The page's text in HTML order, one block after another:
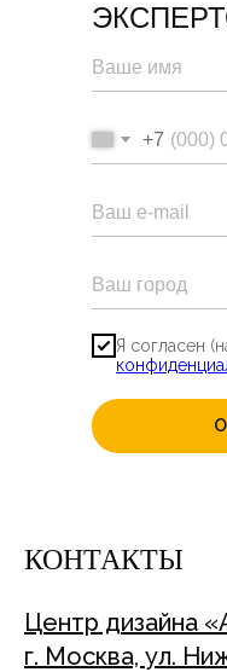
+7
Я согласен
КОНТАКТЫ
Центр дизайна
г. Москва, ул.